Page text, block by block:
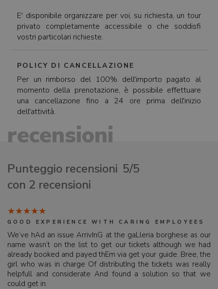
E' disponibile organizzare per voi, su richiesta, un tour
privato completamente accessibile o che soddisfi
vostri particolari richieste.
POLICY DI CANCELLAZIONE
Per un rimborso del 100% dell'importo pagato al
momento della prenotazione, è possibile effettuare
una cancellazione fino a 24 ore prima dell'inizio
dell'attività.
recensioni
Punteggio recensioni 5/5
con 2 recensioni
GOOD EXPERIENCE WITH CARING EMPLOYEES
We‘ve hAd an issue ArrivInG at the gaLleria borghese as our
name wasn‘t on the list to get our tickets although we had
already booked and payed thEm via get your guide. Bree, the
girl who was in charge Of distributIng the tickets was really
helpfull and considerate And found a solution so that we
could get in.